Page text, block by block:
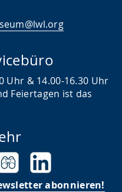
Uhr & 14.00-16.30 Uhr
Feiertagen ist das
abonnieren!